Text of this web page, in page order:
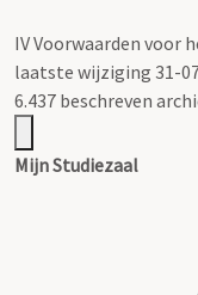
IVVoorwaarden voor
laatste wijziging 31-
6.437 beschreven
Mijn Studiezaal